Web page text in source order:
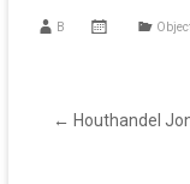
B
← Houthandel